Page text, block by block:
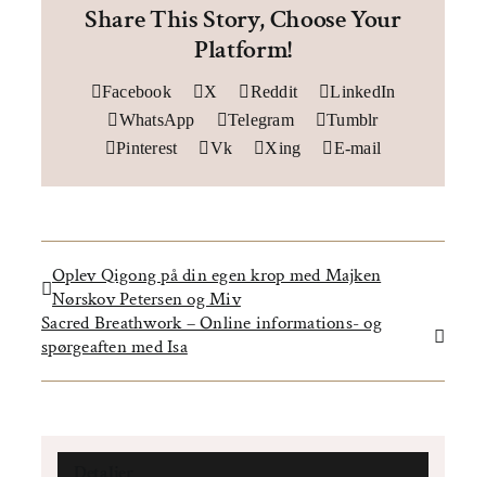
Share This Story, Choose Your
Platform!
Facebook X Reddit
LinkedIn
WhatsApp
Telegram
Tumblr
Pinterest
Vk Xing E-mail
Oplev Qigong på din egen krop med Majken
Nørskov Petersen og Miv
Sacred Breathwork – Online informations- og
spørgeaften med Isa